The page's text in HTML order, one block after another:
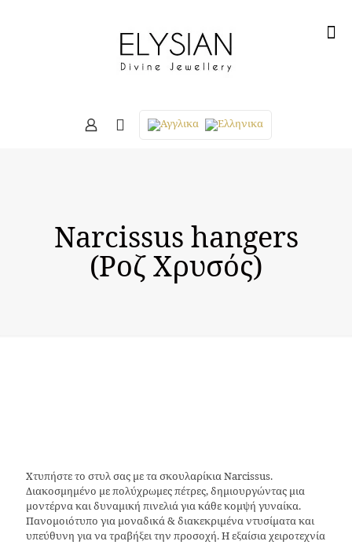
Narcissus hangers
(Ροζ Χρυσός)
Χτυπήστε το στυλ σας με τα σκουλαρίκια Narcissus.
Διακοσμημένο με πολύχρωμες πέτρες, δημιουργώντας μια
μοντέρνα και δυναμική πινελιά για κάθε κομψή γυναίκα.
Πανομοιότυπο για μοναδικά & διακεκριμένα ντυσίματα και
υπεύθυνη για να τραβήξει την προσοχή. Η εξαίσια χειροτεχνία